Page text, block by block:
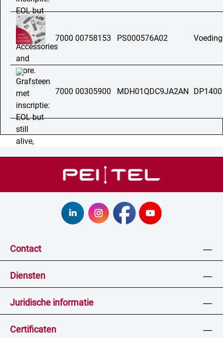
7000 00758153 PS000576A02
7000 00305900 MDH01QDC9JA2AN
Contact
Diensten
Juridische informatie
Certificaten